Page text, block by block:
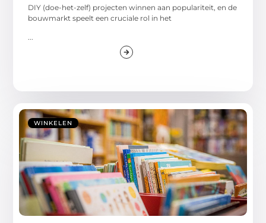
DIY (doe-het-zelf) projecten winnen aan populariteit, en de
bouwmarkt speelt een cruciale rol in het
...
WINKELEN